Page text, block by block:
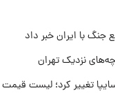
جنگ با ایران خبر داد
نزدیک تهران